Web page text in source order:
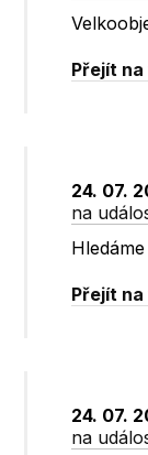
Přejít
24. 07.
na
Přejít
24. 07.
na